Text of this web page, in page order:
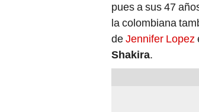
pues a sus 47
la colombiana
deJennifer Lopez
Shakira.